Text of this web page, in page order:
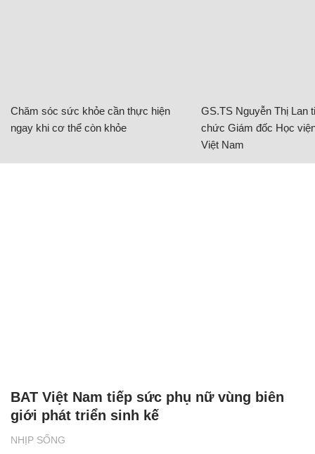
Chăm sóc sức khỏe cần thực hiện
ngay khi cơ thể còn khỏe
GS.TS Nguyễn Thị Lan
chức Giám đốc Học
Việt Nam
NHỊP SỐNG
BAT Việt Nam tiếp sức phụ nữ vùng biên
giới phát triển sinh kế